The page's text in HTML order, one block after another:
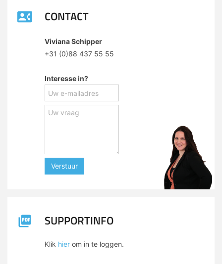
CONTACT
Viviana Schipper
+31 (0)88 437 55 55
Interesse in?
Verstuur
SUPPORTINFO
Klik hier om in te loggen.